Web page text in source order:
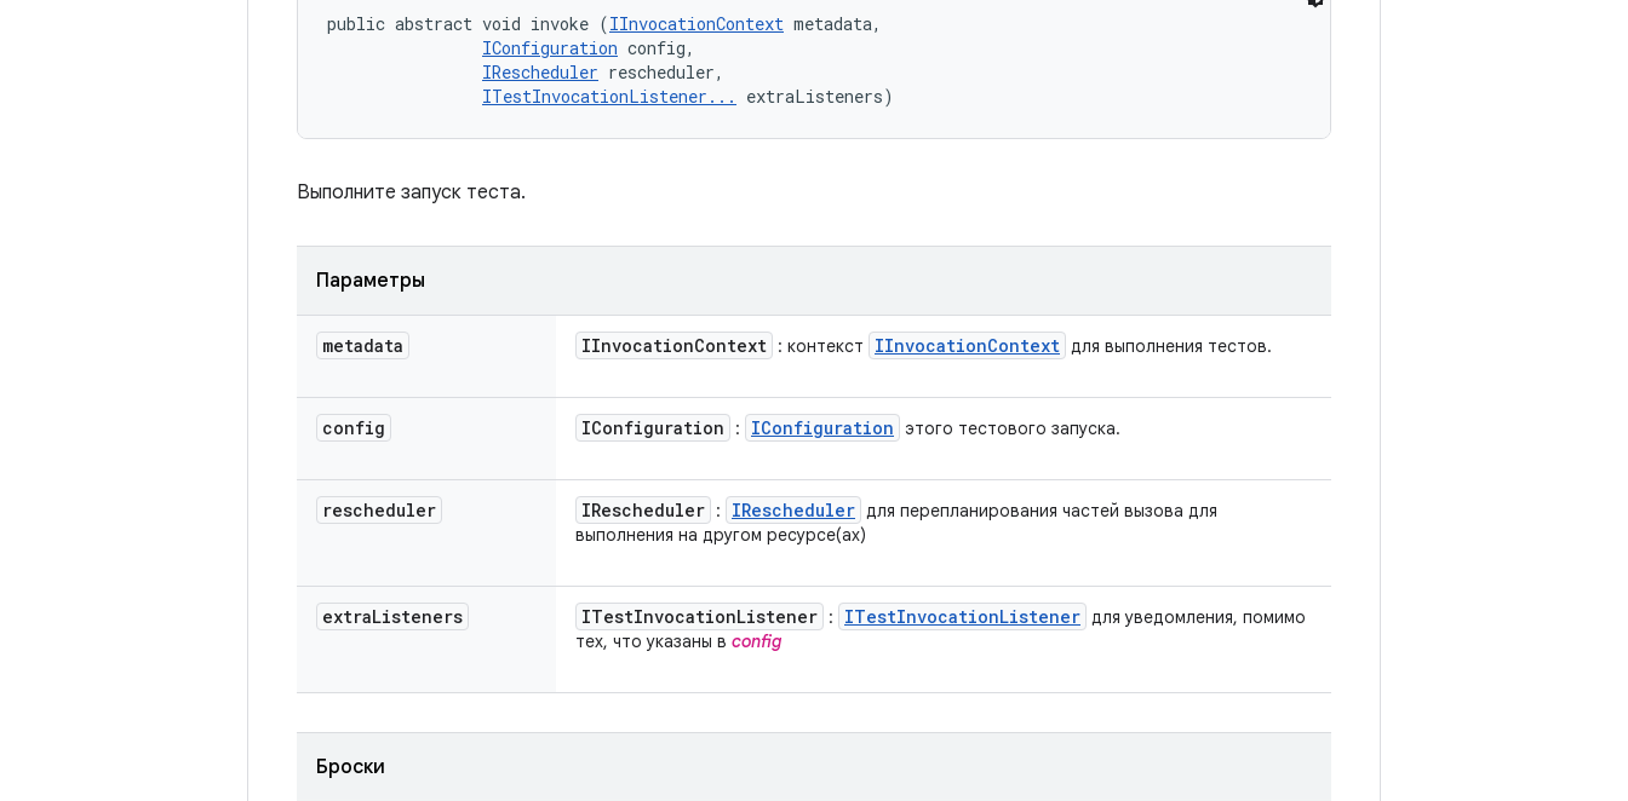
public abstract void invoke (IInvocationContext metadata,
IConfiguration config,
IRescheduler rescheduler,
ITestInvocationListener...
extraListeners)
Выполните запуск теста.
Параметры
metadata IInvocationContext : контекст IInvocationContext для выполнения тестов.
config IConfiguration : IConfiguration этого тестового запуска.
rescheduler IRescheduler : IRescheduler для перепланирования частей вызова для
выполнения на другом ресурсе(ах)
extraListeners ITestInvocationListener : ITestInvocationListener для уведомления, помимо
тех, что указаны в config
Броски